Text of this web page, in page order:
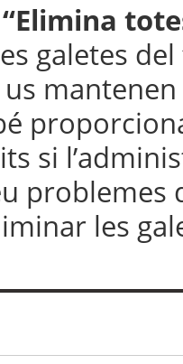
galetes
si
problemes
les